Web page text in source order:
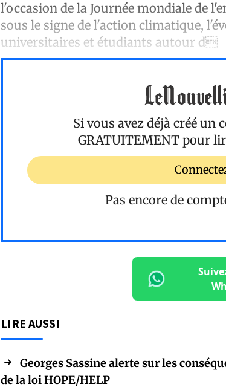
l'occasion de la Journée mondiale de
sous le signe de l'action climatique,
universitaires et étudiants autour d
Si vous avez déjà créé un
GRATUITEMENT pour
Pas encore de
LIRE AUSSI
Georges Sassine alerte sur les
de la loi HOPE/HELP